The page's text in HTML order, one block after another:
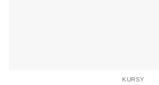
KURSY